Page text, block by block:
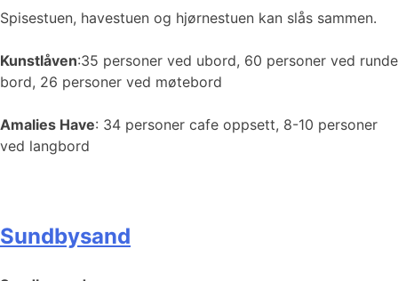
Spisestuen, havestuen og hjørnestuen kan slås sammen.
Kunstlåven:35 personer ved ubord, 60 personer ved runde
bord, 26 personer ved møtebord
Amalies Have: 34 personer cafe oppsett, 8-10 personer
ved langbord
Sundbysand